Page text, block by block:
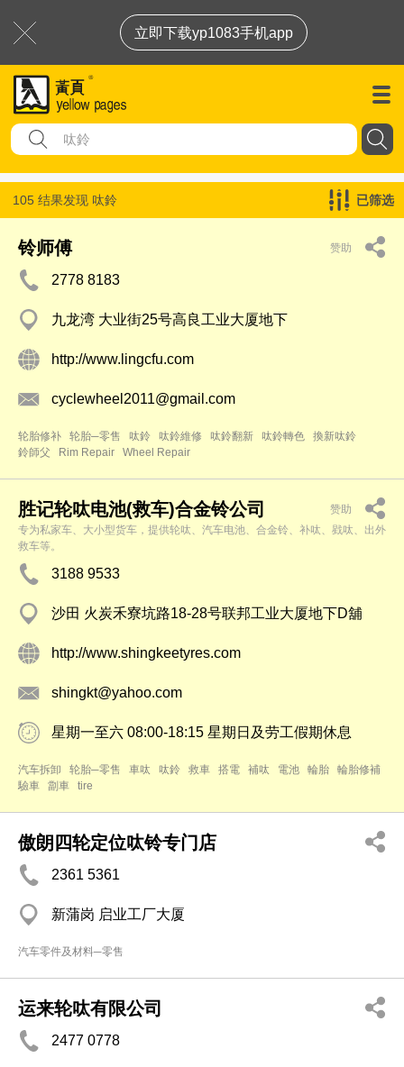
立即下载yp1083手机app
105 结果发现 呔鈴 已筛选
铃师傅 赞助
2778 8183
九龙湾 大业街25号高良工业大厦地下
http://www.lingcfu.com
cyclewheel2011@gmail.com
轮胎修补 轮胎─零售 呔鈴 呔鈴維修 呔鈴翻新 呔鈴轉色
換新呔鈴
鈴師父
Rim Repair Wheel Repair
胜记轮呔电池(救车)合金铃公司
赞助
专为私家车、大小型货车，提供轮呔、汽车电池、合金铃、补呔、戥呔、出外
救车等。
3188 9533
沙田 火炭禾寮坑路18-28号联邦工业大厦地下D舖
http://www.shingkeetyres.com
shingkt@yahoo.com
星期一至六 08:00-18:15 星期日及劳工假期休息
汽车拆卸 轮胎─零售 車呔 呔鈴 救車 搭電 補呔 電池 輪胎
輪胎修補
驗車
劏車 tire
傲朗四轮定位呔铃专门店
2361 5361
新蒲岗 启业工厂大厦
汽车零件及材料─零售
运来轮呔有限公司
2477 0778